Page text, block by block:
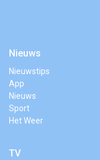
Nieuws
Nieuwstips
App
Nieuws
Sport
Het Weer
TV